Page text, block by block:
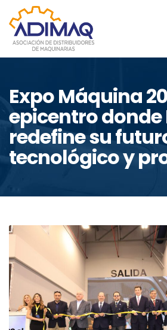
Expo Máquina
epicentro
redefine su
tecnológico y